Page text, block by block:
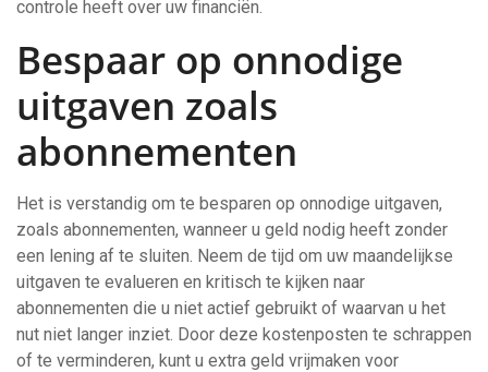
controle heeft over uw financiën.
Bespaar op onnodige
uitgaven zoals
abonnementen
Het is verstandig om te besparen op onnodige uitgaven,
zoals abonnementen, wanneer u geld nodig heeft zonder
een lening af te sluiten. Neem de tijd om uw maandelijkse
uitgaven te evalueren en kritisch te kijken naar
abonnementen die u niet actief gebruikt of waarvan u het
nut niet langer inziet. Door deze kostenposten te schrappen
of te verminderen, kunt u extra geld vrijmaken voor